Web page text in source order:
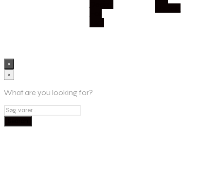
×
×
What are you looking for?